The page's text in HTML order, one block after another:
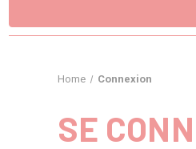
Home Connexion
SE